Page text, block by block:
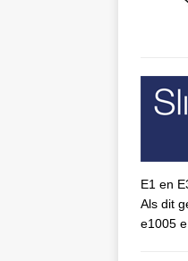
E1 en
Als dit
e1005